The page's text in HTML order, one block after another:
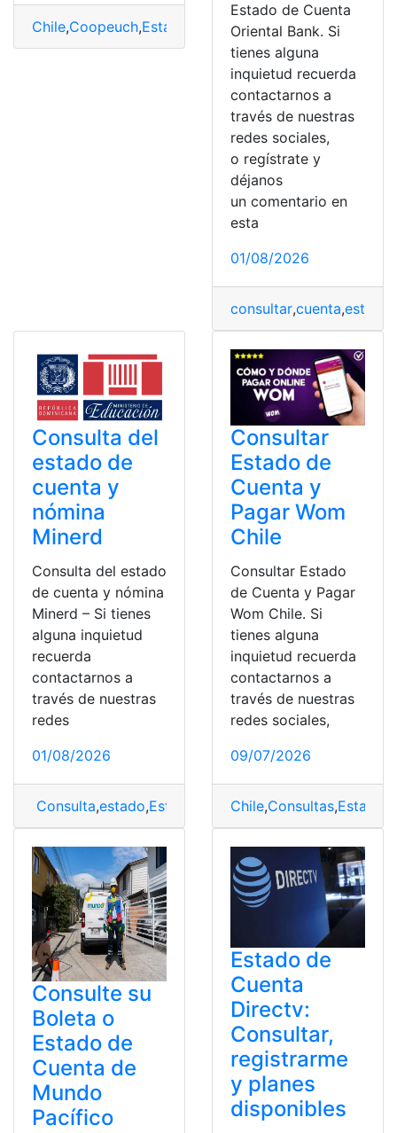
Chile,Coopeuch,Estado de cuenta,Tarjetas, ver
Estado de Cuenta
Oriental Bank. Si
tienes alguna
inquietud recuerda
contactarnos a
través de nuestras
redes sociales,
o regístrate y
déjanos
un comentario en
esta
01/08/2026
consultar,cuenta,estado
Consulta del
estado de
cuenta y
nómina
Minerd
Consulta del estado
de cuenta y nómina
Minerd – Si tienes
alguna inquietud
recuerda
contactarnos a
través de nuestras
redes
01/08/2026
Consulta,estado,Estado de cuenta,MINERD,nómina
Consultar
Estado de
Cuenta y
Pagar Wom
Chile
Consultar Estado
de Cuenta y Pagar
Wom Chile. Si
tienes alguna
inquietud recuerda
contactarnos a
través de nuestras
redes sociales,
09/07/2026
Chile,Consultas,Estado
Consulte su
Boleta o
Estado de
Cuenta de
Mundo
Pacífico
Estado de
Cuenta
Directv:
Consultar,
registrarme
y planes
disponibles